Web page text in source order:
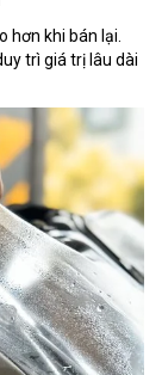
hơn khi bán lại.
trì giá trị lâu dài